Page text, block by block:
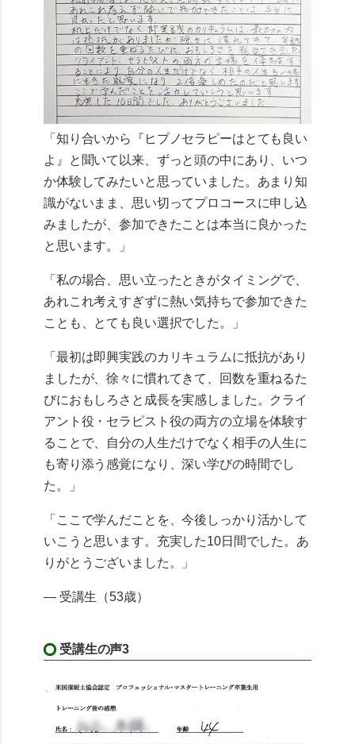
「知り合いから『ヒプノセラピーはとても良い
よ』と聞いて以来、ずっと頭の中にあり、いつ
か体験してみたいと思っていました。あまり知
識がないまま、思い切ってプロコースに申し込
みましたが、参加できたことは本当に良かった
と思います。」
「私の場合、思い立ったときがタイミングで、
あれこれ考えすぎずに熱い気持ちで参加できた
ことも、とても良い選択でした。」
「最初は即興実践のカリキュラムに抵抗があり
ましたが、徐々に慣れてきて、回数を重ねるた
びにおもしろさと成長を実感しました。クライ
アント役・セラピスト役の両方の立場を体験す
ることで、自分の人生だけでなく相手の人生に
も寄り添う感覚になり、深い学びの時間でし
た。」
「ここで学んだことを、今後しっかり活かして
いこうと思います。充実した10日間でした。あ
りがとうございました。」
— 受講生（53歳）
受講生の声3